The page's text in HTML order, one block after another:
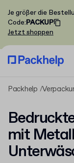
Je größer die
Code:PACKUP
Jetzt shoppen
Packhelp
mit